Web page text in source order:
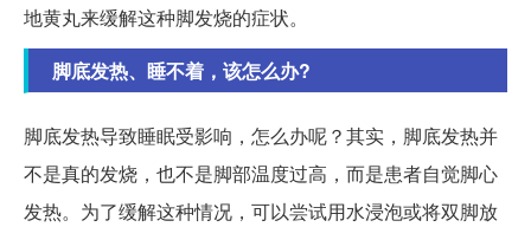
地黄丸来缓解这种脚发烧的症状。
脚底发热、睡不着，该怎么办?
脚底发热导致睡眠受影响，怎么办呢？其实，脚底发热并
不是真的发烧，也不是脚部温度过高，而是患者自觉脚心
发热。为了缓解这种情况，可以尝试用水浸泡或将双脚放